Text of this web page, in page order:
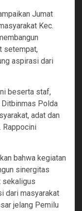
Jumat
Kec.
setempat,
aspirasi dari
beserta staf,
Polda
adat dan
Rappocini
bahwa kegiatan
sinergitas
sekaligus
dari masyarakat
jelang Pemilu